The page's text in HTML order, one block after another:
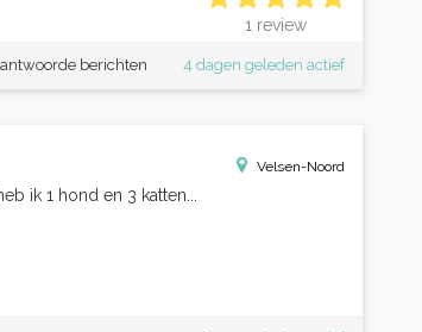
1 review
4 dagen geleden actief
berichten
Velsen-Noord
ik 1 hond en 3 katten...